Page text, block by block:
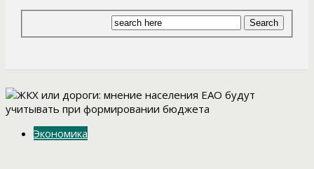
Экономика